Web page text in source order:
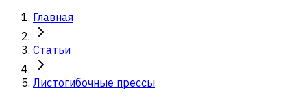
Главная
Статьи
Листогибочные прессы